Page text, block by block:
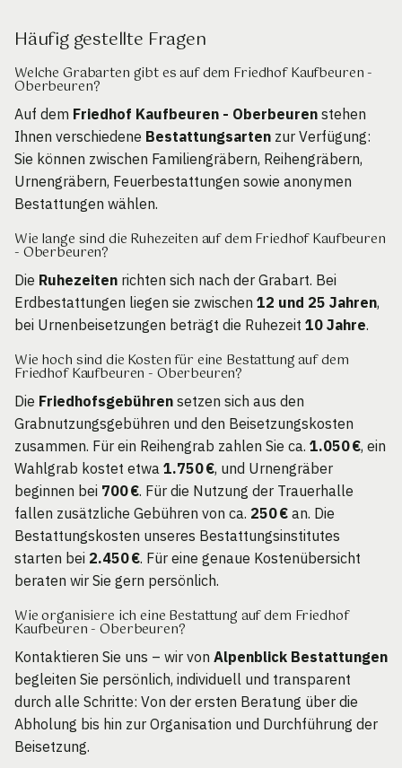
Häufig gestellte Fragen
Welche Grabarten gibt es auf dem Friedhof Kaufbeuren -
Oberbeuren?
Auf dem Friedhof Kaufbeuren - Oberbeuren stehen
Ihnen verschiedene Bestattungsarten zur Verfügung:
Sie können zwischen Familiengräbern, Reihengräbern,
Urnengräbern, Feuerbestattungen sowie anonymen
Bestattungen wählen.
Wie lange sind die Ruhezeiten auf dem Friedhof Kaufbeuren
- Oberbeuren?
Die Ruhezeiten richten sich nach der Grabart. Bei
Erdbestattungen liegen sie zwischen 12 und 25 Jahren,
bei Urnenbeisetzungen beträgt die Ruhezeit 10 Jahre.
Wie hoch sind die Kosten für eine Bestattung auf dem
Friedhof Kaufbeuren - Oberbeuren?
Die Friedhofsgebühren setzen sich aus den
Grabnutzungsgebühren und den Beisetzungskosten
zusammen. Für ein Reihengrab zahlen Sie ca. 1.050 €, ein
Wahlgrab kostet etwa 1.750 €, und Urnengräber
beginnen bei 700 €. Für die Nutzung der Trauerhalle
fallen zusätzliche Gebühren von ca. 250 € an. Die
Bestattungskosten unseres Bestattungsinstitutes
starten bei 2.450 €. Für eine genaue Kostenübersicht
beraten wir Sie gern persönlich.
Wie organisiere ich eine Bestattung auf dem Friedhof
Kaufbeuren - Oberbeuren?
Kontaktieren Sie uns – wir von Alpenblick Bestattungen
begleiten Sie persönlich, individuell und transparent
durch alle Schritte: Von der ersten Beratung über die
Abholung bis hin zur Organisation und Durchführung der
Beisetzung.